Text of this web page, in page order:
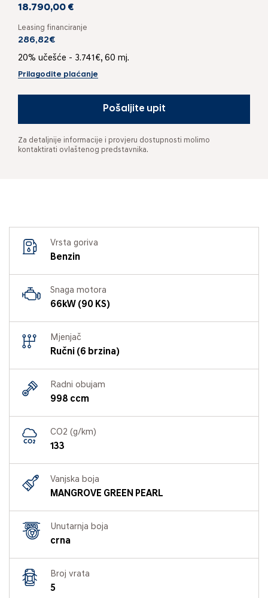
18.790,00 €
Leasing financiranje
286,82€
20% učešće - 3.741€, 60 mj.
Prilagodite plaćanje
Pošaljite upit
Za detaljnije informacije i provjeru dostupnosti molimo
kontaktirati ovlaštenog predstavnika.
Vrsta goriva
Benzin
Snaga motora
66kW (90 KS)
Mjenjač
Ručni (6 brzina)
Radni obujam
998 ccm
CO2 (g/km)
133
Vanjska boja
MANGROVE GREEN PEARL
Unutarnja boja
crna
Broj vrata
5